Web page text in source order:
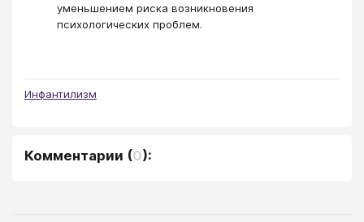
уменьшением риска возникновения
психологических проблем.
Инфантилизм
Комментарии (0):